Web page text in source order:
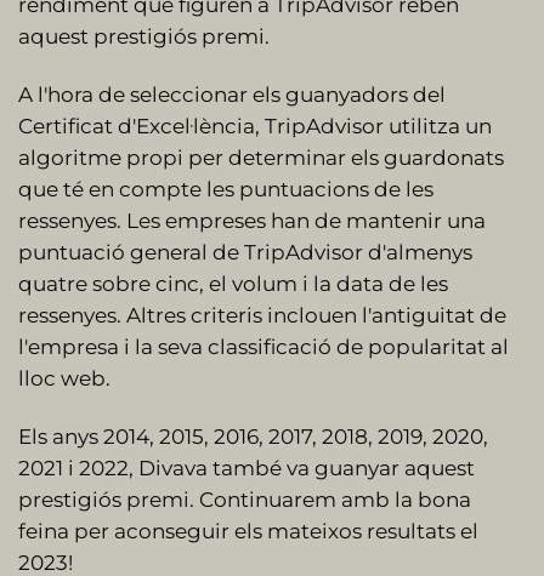
aquest prestigiós premi.
A l'hora de seleccionar els guanyadors del
Certificat d'Excel·lència, TripAdvisor utilitza un
algoritme propi per determinar els guardonats
que té en compte les puntuacions de les
ressenyes. Les empreses han de mantenir una
puntuació general de TripAdvisor d'almenys
quatre sobre cinc, el volum i la data de les
ressenyes. Altres criteris inclouen l'antiguitat de
l'empresa i la seva classificació de popularitat al
lloc web.
Els anys 2014, 2015, 2016, 2017, 2018, 2019, 2020,
2021 i 2022, Divava també va guanyar aquest
prestigiós premi. Continuarem amb la bona
feina per aconseguir els mateixos resultats el
2023!